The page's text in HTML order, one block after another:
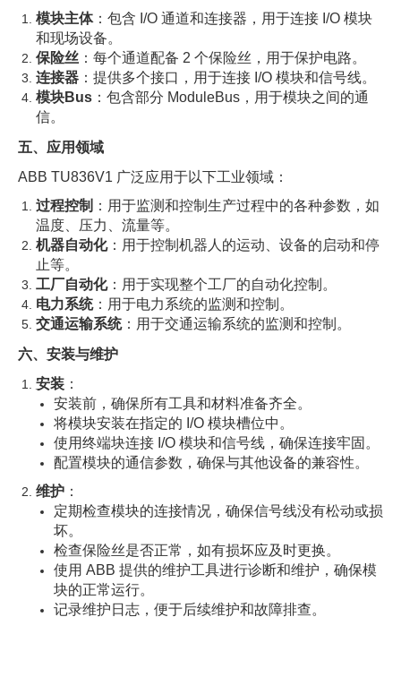
模块主体：包含 I/O 通道和连接器，用于连接 I/O 模块
和现场设备。
保险丝 ：每个通道配备 2 个保险丝，用于保护电路。
连接器 ：提供多个接口，用于连接 I/O 模块和信号线。
模块Bus ：包含部分 ModuleBus，用于模块之间的通
信。
五、应用领域
ABB TU836V1 广泛应用于以下工业领域：
过程控制 ：用于监测和控制生产过程中的各种参数，如
温度、压力、流量等。
机器自动化：用于控制机器人的运动、设备的启动和停
止等。
工厂自动化：用于实现整个工厂的自动化控制。
电力系统：用于电力系统的监测和控制。
交通运输系统：用于交通运输系统的监测和控制。
六、安装与维护
安装 ：
安装前，确保所有工具和材料准备齐全。
将模块安装在指定的 I/O 模块槽位中。
使用终端块连接 I/O 模块和信号线，确保连接牢固。
配置模块的通信参数，确保与其他设备的兼容性。
维护 ：
定期检查模块的连接情况，确保信号线没有松动或损
坏。
检查保险丝是否正常，如有损坏应及时更换。
使用 ABB 提供的维护工具进行诊断和维护，确保模
块的正常运行。
记录维护日志，便于后续维护和故障排查。